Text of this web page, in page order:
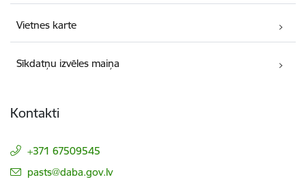
Vietnes karte
Sīkdatņu izvēles maiņa
Kontakti
+371 67509545
E-pasts:
pasts@daba.gov.lv